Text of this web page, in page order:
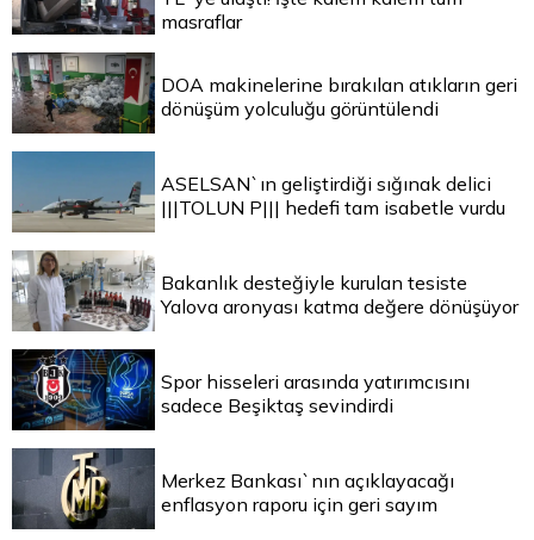
masraflar
DOA makinelerine bırakılan atıkların geri
dönüşüm yolculuğu görüntülendi
ASELSAN`ın geliştirdiği sığınak delici
|||TOLUN P||| hedefi tam isabetle vurdu
Bakanlık desteğiyle kurulan tesiste
Yalova aronyası katma değere dönüşüyor
Spor hisseleri arasında yatırımcısını
sadece Beşiktaş sevindirdi
Merkez Bankası`nın açıklayacağı
enflasyon raporu için geri sayım